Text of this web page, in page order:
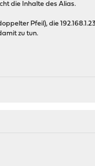
die Inhalte des Alias.
Pfeil), die
zu tun.